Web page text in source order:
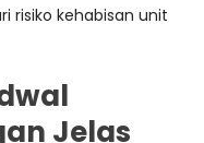
risiko kehabisan unit
Jelas